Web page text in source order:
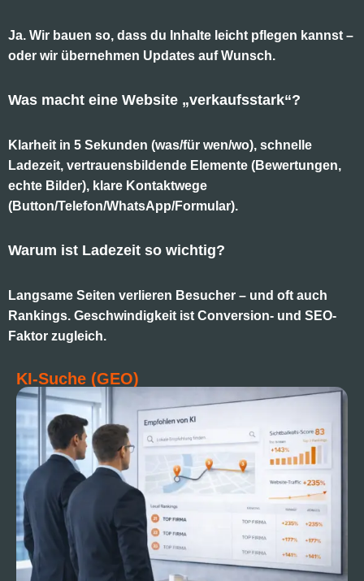
Ja. Wir bauen so, dass du Inhalte leicht pflegen kannst –
oder wir übernehmen Updates auf Wunsch.
Was macht eine Website „verkaufsstark“?
Klarheit in 5 Sekunden (was/für wen/wo), schnelle
Ladezeit, vertrauensbildende Elemente (Bewertungen,
echte Bilder), klare Kontaktwege
(Button/Telefon/WhatsApp/Formular).
Warum ist Ladezeit so wichtig?
Langsame Seiten verlieren Besucher – und oft auch
Rankings. Geschwindigkeit ist Conversion- und SEO-
Faktor zugleich.
KI-Suche (GEO)